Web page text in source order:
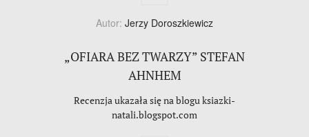
Autor: Jerzy Doroszkiewicz
„OFIARA BEZ TWARZY” STEFAN
AHNHEM
Recenzja ukazała się na blogu ksiazki-
natali.blogspot.com